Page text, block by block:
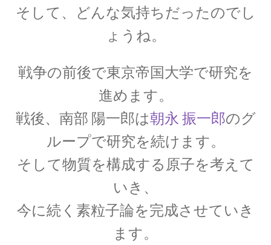
【トピック】
【イギリスの叙勲・など】
A・A・マイケルソン
【稀代の実験｜エーテルを想定した
干渉実験を実施】
そして、どんな気持ちだったのでし
ょうね。
戦争の前後で東京帝国大学で研究を
進めます。
戦後、南部 陽一郎は朝永 振一郎のグ
ループで研究を続けます。
そして物質を構成する原子を考えて
いき、
今に続く素粒子論を完成させていき
ます。